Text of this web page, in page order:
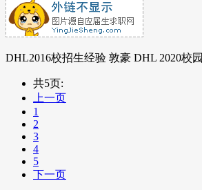
DHL2016校招生经验 敦豪 DHL 2020校
共5页:
上一页
1
2
3
4
5
下一页